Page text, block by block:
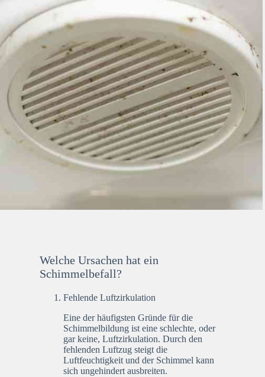
Welche Ursachen hat ein
Schimmelbefall?
Fehlende Luftzirkulation
Eine der häufigsten Gründe für die
Schimmelbildung ist eine schlechte, oder
gar keine, Luftzirkulation. Durch den
fehlenden Luftzug steigt die
Luftfeuchtigkeit und der Schimmel kann
sich ungehindert ausbreiten.